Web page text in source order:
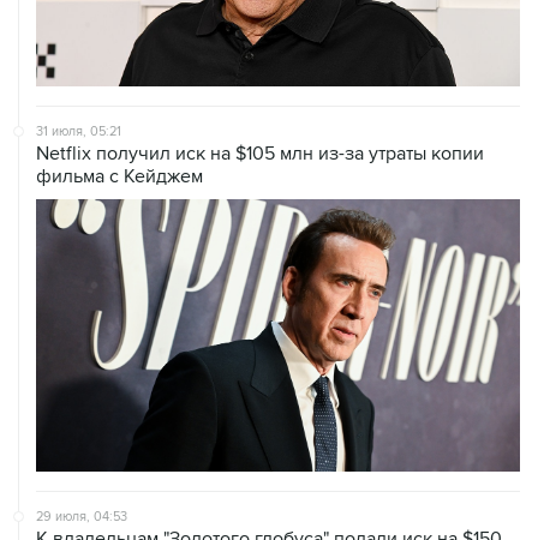
31 июля, 05:21
Netflix получил иск на $105 млн из-за утраты копии
фильма с Кейджем
29 июля, 04:53